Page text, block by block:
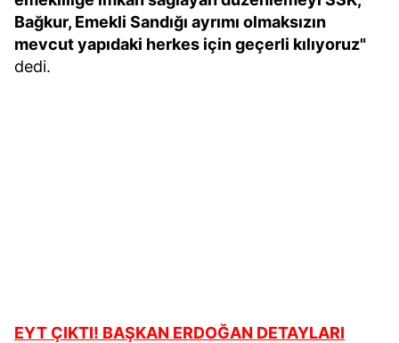
Bağkur, Emekli Sandığı ayrımı olmaksızın
mevcut yapıdaki herkes için geçerli kılıyoruz"
dedi.
EYT ÇIKTI! BAŞKAN ERDOĞAN DETAYLARI